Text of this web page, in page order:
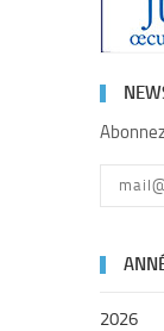
2026